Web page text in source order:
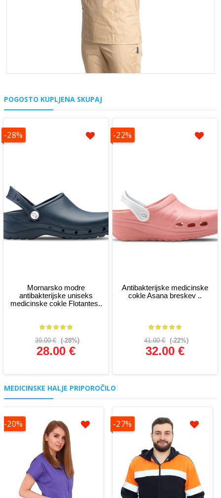
POGOSTO KUPLJENA SKUPAJ
-28%
Mornarsko modre
antibakterijske uniseks
medicinske cokle Flotantes..
39.00 € (-28%)
28.00 €
Glej podrobnosti
-22%
Antibakterijske medicinske
cokle Asana breskev ..
41.00 € (-22%)
32.00 €
MEDICINSKE HALJE PRIPOROČILO
-20% -27%